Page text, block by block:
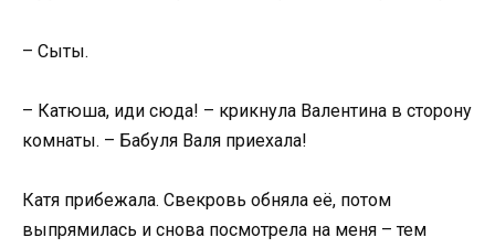
– Сыты.
– Катюша, иди сюда! – крикнула Валентина в сторону
комнаты. – Бабуля Валя приехала!
Катя прибежала. Свекровь обняла её, потом
выпрямилась и снова посмотрела на меня – тем